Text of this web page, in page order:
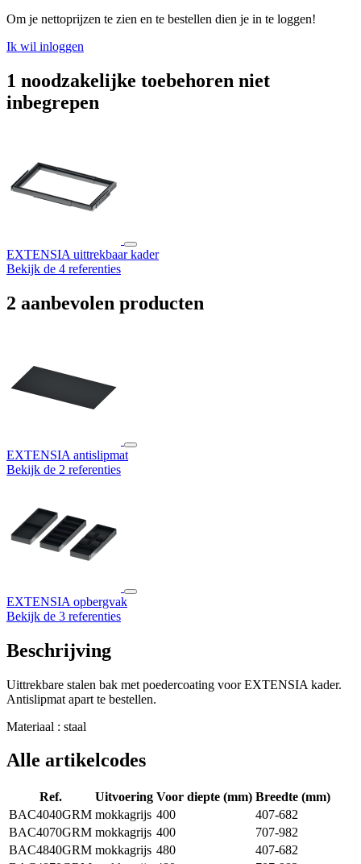
Om je nettoprijzen te zien en te bestellen dien je in te loggen!
Ik wil inloggen
1 noodzakelijke toebehoren niet
inbegrepen
EXTENSIA uittrekbaar kader
Bekijk de 4 referenties
2 aanbevolen producten
EXTENSIA antislipmat
Bekijk de 2 referenties
EXTENSIA opbergvak
Bekijk de 3 referenties
Beschrijving
Uittrekbare stalen bak met poedercoating voor EXTENSIA kader.
Antislipmat apart te bestellen.
Materiaal : staal
Alle artikelcodes
Ref. Uitvoering Voor diepte (mm) Breedte (mm)
BAC4040GRM mokkagrijs 400
407-682
BAC4070GRM mokkagrijs 400
707-982
BAC4840GRM mokkagrijs 480
407-682